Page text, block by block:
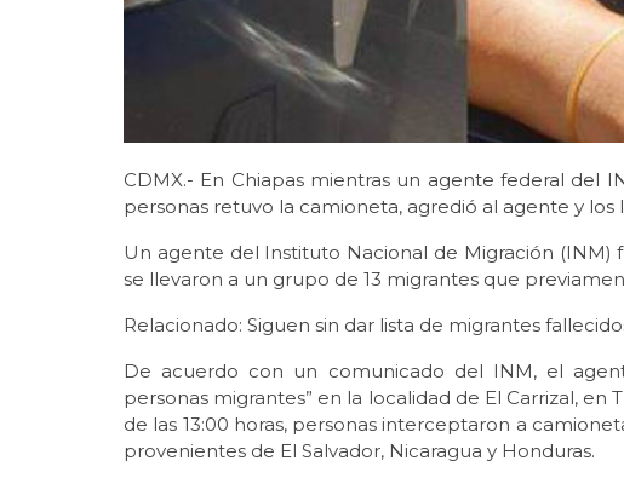
CDMX.- En Chiapas mientras un agente federal del
personas retuvo la camioneta, agredió al agente y los
Un agente del Instituto Nacional de Migración
se llevaron a un grupo de 13 migrantes que
Relacionado: Siguen sin dar lista de migrantes
De acuerdo con un comunicado del INM, el
personas migrantes” en la localidad de El Carrizal, en
de las 13:00 horas, personas interceptaron a
provenientes de El Salvador, Nicaragua y Honduras.